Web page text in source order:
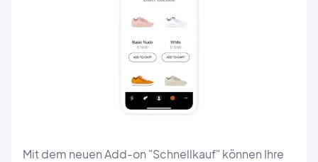
Mit dem neuen Add-on "Schnellkauf" können Ihre